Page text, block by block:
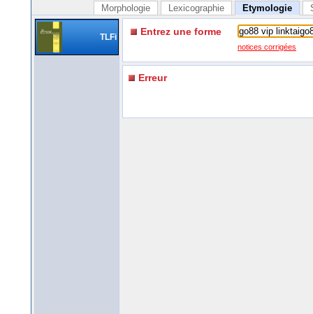
Morphologie Lexicographie Etymologie
TLFi Entrez une forme
notices corrigées
Erreur